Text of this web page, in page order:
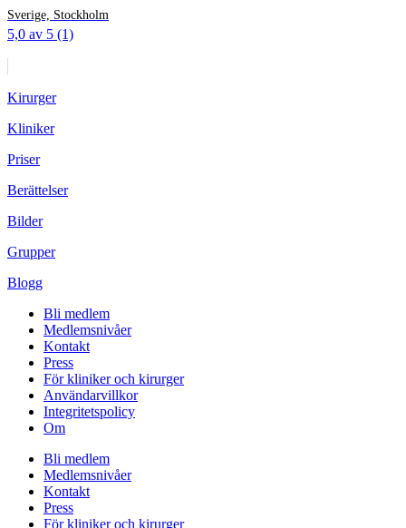
Sverige, Stockholm
5,0 av 5 (1)
Kirurger
Kliniker
Priser
Berättelser
Bilder
Grupper
Blogg
Bli medlem
Medlemsnivåer
Kontakt
Press
För kliniker och kirurger
Användarvillkor
Integritetspolicy
Om
Bli medlem
Medlemsnivåer
Kontakt
Press
För kliniker och kirurger